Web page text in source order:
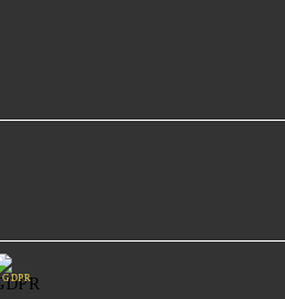
GDPR